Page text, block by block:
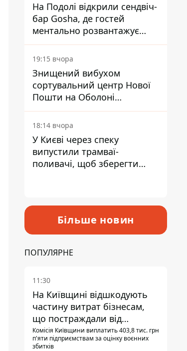
На Подолі відкрили сендвіч-
бар Gosha, де гостей
ментально розвантажує
акула
19:15 вчора
Знищений вибухом
сортувальний центр Нової
Пошти на Оболоні
запрацював - видають
посилки
18:14 вчора
У Києві через спеку
випустили трамваї-
поливачі, щоб зберегти
Більше новин
ПОПУЛЯРНЕ
11:30
На Київщині відшкодують
частину витрат бізнесам,
що постраждали від
прильотів ракет
Комісія Київщини виплатить 403,8 тис. грн
п'яти підприємствам за оцінку воєнних
збитків